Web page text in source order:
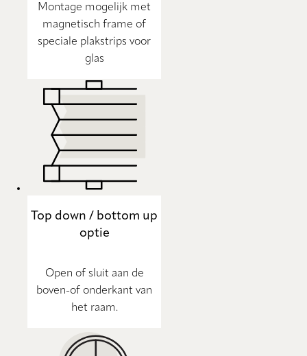
Montage mogelijk met
magnetisch frame of
speciale plakstrips voor
glas
Top down / bottom up
optie
Open of sluit aan de
boven-of onderkant van
het raam.